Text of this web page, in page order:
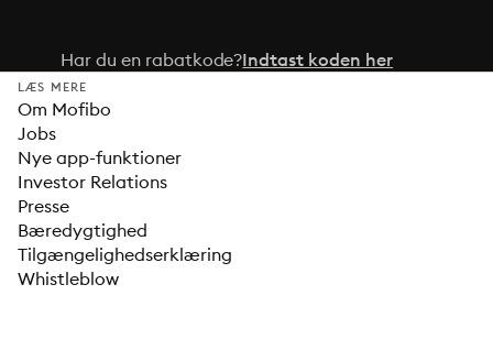
Har du en rabatkode?Indtast koden her
LÆS MERE
Om Mofibo
Jobs
Nye app-funktioner
Investor Relations
Presse
Bæredygtighed
Tilgængelighedserklæring
Whistleblow